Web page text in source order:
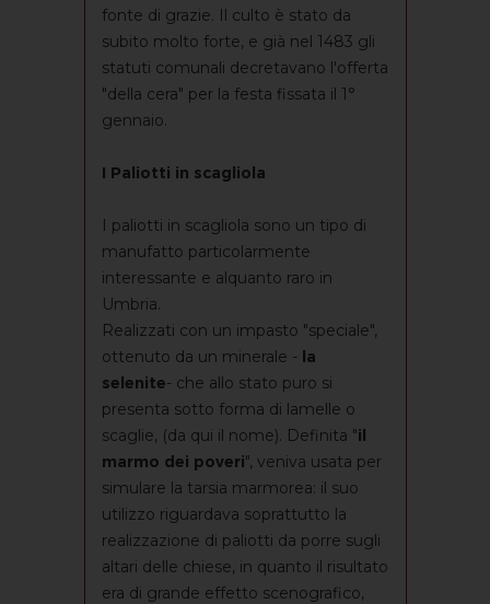
fonte di grazie. Il culto è stato da
subito molto forte, e già nel 1483 gli
statuti comunali decretavano l'offerta
"della cera" per la festa fissata il 1°
gennaio.
I Paliotti in scagliola
I paliotti in scagliola sono un tipo di
manufatto particolarmente
interessante e alquanto raro in
Umbria.
Realizzati con un impasto "speciale",
ottenuto da un minerale - la
selenite- che allo stato puro si
presenta sotto forma di lamelle o
scaglie, (da qui il nome). Definita "il
marmo dei poveri", veniva usata per
simulare la tarsia marmorea: il suo
utilizzo riguardava soprattutto la
realizzazione di paliotti da porre sugli
altari delle chiese, in quanto il risultato
era di grande effetto scenografico,